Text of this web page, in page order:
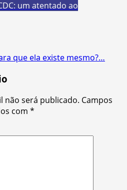
um atentado ao
que ela existe mesmo?…
não será publicado. Campos
com *